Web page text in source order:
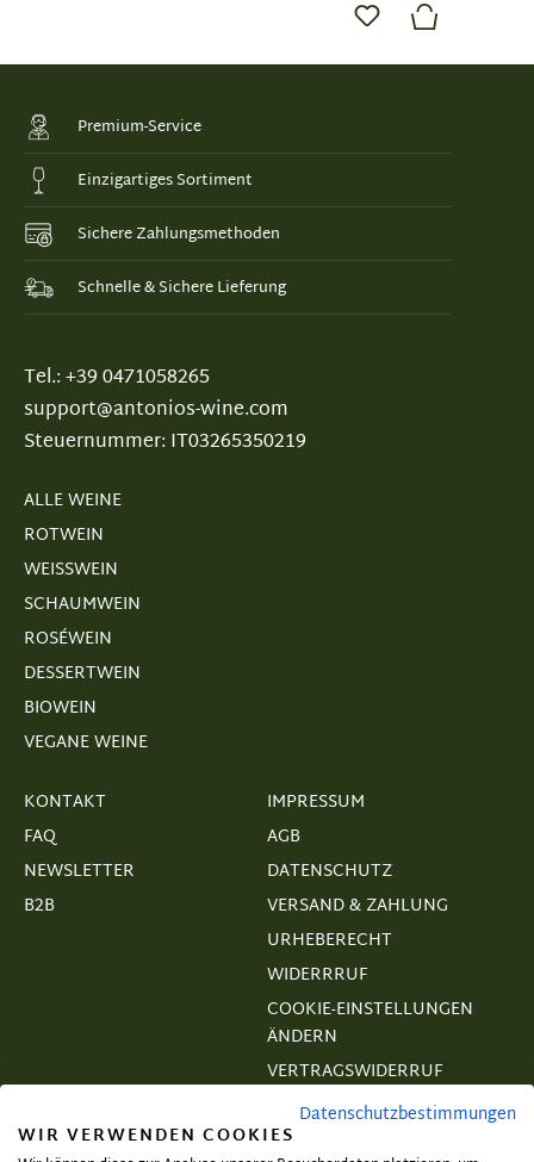
Premium-Service
Einzigartiges Sortiment
Sichere Zahlungsmethoden
Schnelle & Sichere Lieferung
Tel.: +39 0471058265
support@antonios-wine.com
Steuernummer: IT03265350219
ALLE WEINE
ROTWEIN
WEISSWEIN
SCHAUMWEIN
ROSÉWEIN
DESSERTWEIN
BIOWEIN
VEGANE WEINE
KONTAKT
FAQ
NEWSLETTER
B2B
IMPRESSUM
AGB
DATENSCHUTZ
VERSAND & ZAHLUNG
URHEBERECHT
WIDERRRUF
COOKIE-EINSTELLUNGEN
ÄNDERN
VERTRAGSWIDERRUF
Datenschutzbestimmungen
WIR VERWENDEN COOKIES